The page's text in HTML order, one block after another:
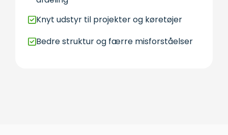
Knyt udstyr til projekter og køretøjer
Bedre struktur og færre misforståelser